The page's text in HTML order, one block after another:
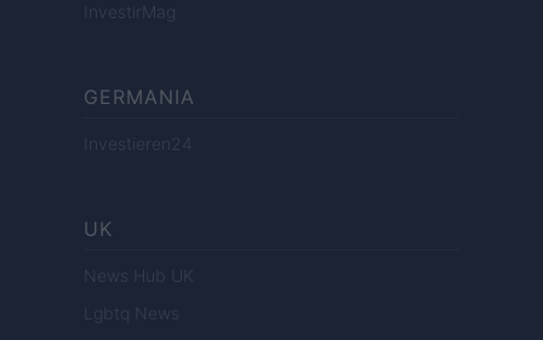
InvestirMag
GERMANIA
Investieren24
UK
News Hub UK
Lgbtq News